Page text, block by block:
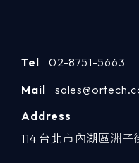
Tel 02-8751-5663
Mail
Address
114 台北市內湖區洲子